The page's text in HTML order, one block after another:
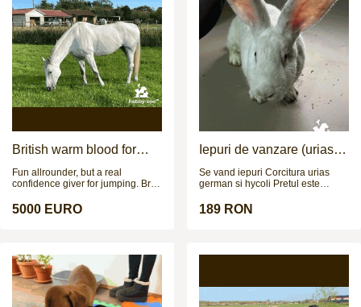
British warm blood for
Fun allrounder, but a real
confidence giver for jumping. Bred
happy and consistent over
in unaffiliated homes, so no BS
points meaning she is eligible for
all classes, would be more than
capable of contesting the bronze
5000 EURO
Iepuri de vanzare (urias
Se vand iepuri Corcitura urias
german si hycoli Pretul este
189 RON